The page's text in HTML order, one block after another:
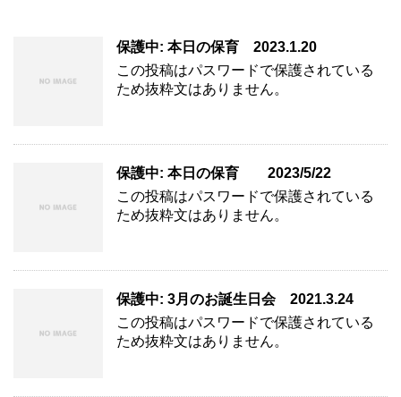
保護中: 本日の保育 2023.1.20
この投稿はパスワードで保護されている
ため抜粋文はありません。
保護中: 本日の保育 2023/5/22
この投稿はパスワードで保護されている
ため抜粋文はありません。
保護中: 3月のお誕生日会 2021.3.24
この投稿はパスワードで保護されている
ため抜粋文はありません。